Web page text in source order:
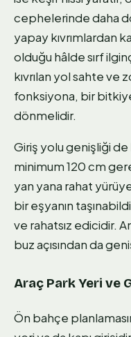
cephelerinde daha
yapay kıvrımlardan
olduğu hâlde sırf
kıvrılan yol sahte ve
fonksiyona, bir
dönmelidir.
Giriş yolu genişliği de
minimum 120 cm
yan yana rahat
bir eşyanın
ve rahatsız edicidir.
buz açısından da
Araç Park Yeri ve
Ön bahçe